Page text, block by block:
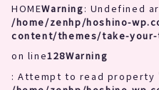
HOMEWarning: Undefined
/home/zenhp/hoshino-
content/themes/take-
on line128Warning
: Attempt to read property